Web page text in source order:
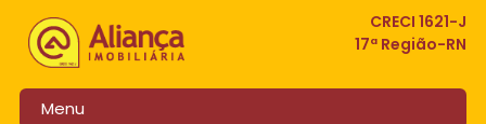
CRECI 1621-J
17ª Região-RN
Menu